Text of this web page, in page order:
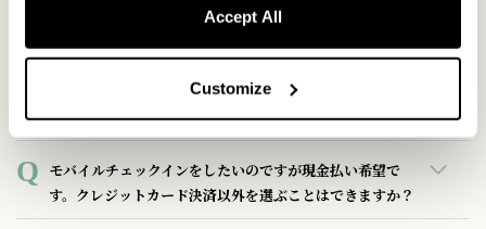
Accept All
Customize
モバイルアクセスとは何ですか？
お部屋のリクエストからルームサービスまでお持ちのスマホ
で全てが叶う便利な機能です。
下記の機能がスマートフォンでご利用頂けます。
・タオル・アメニティ等のリクエスト
ガラケーでも使えますか？
スマホでの利用を想定して開発されており、ガラケーでの操
作性が検証されていませんので、大変恐縮ですがガラケーで
は全ての機能を利用できない可能性がございます。
モバイルチェックインをしたいのですが現金払い希望で
す。クレジットカード決済以外を選ぶことはできますか？